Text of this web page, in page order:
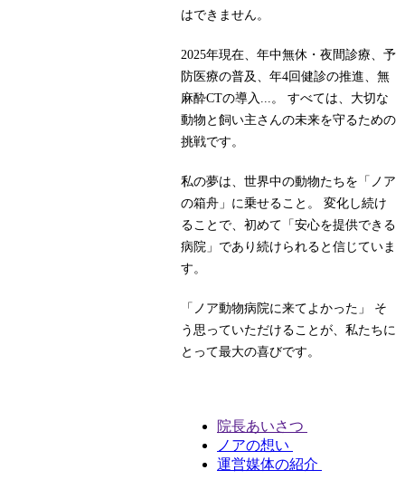
はできません。
2025年現在、年中無休・夜間診療、予
防医療の普及、年4回健診の推進、無
麻酔CTの導入...。 すべては、大切な
動物と飼い主さんの未来を守るための
挑戦です。
私の夢は、世界中の動物たちを「ノア
の箱舟」に乗せること。 変化し続け
ることで、初めて「安心を提供できる
病院」であり続けられると信じていま
す。
「ノア動物病院に来てよかった」 そ
う思っていただけることが、私たちに
とって最大の喜びです。
院長あいさつ
ノアの想い
運営媒体の紹介